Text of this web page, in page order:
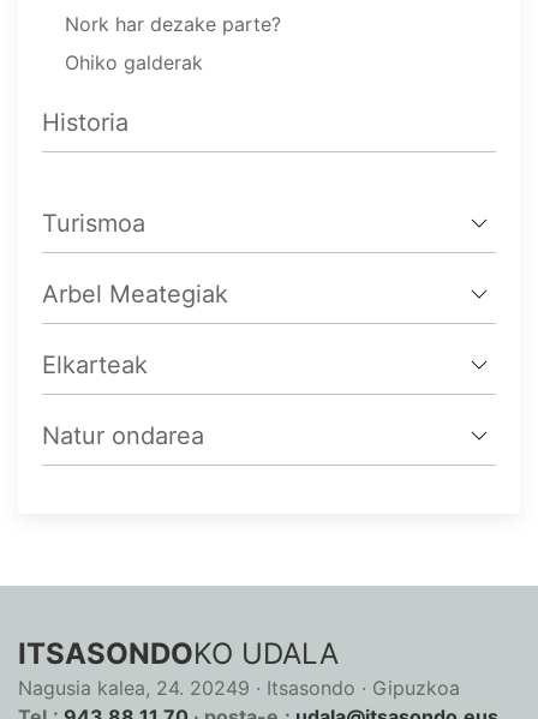
Nork har dezake parte?
Ohiko galderak
Historia
Turismoa
Arbel Meategiak
Elkarteak
Natur ondarea
ITSASONDOKO UDALA
Nagusia kalea, 24. 20249 · Itsasondo · Gipuzkoa